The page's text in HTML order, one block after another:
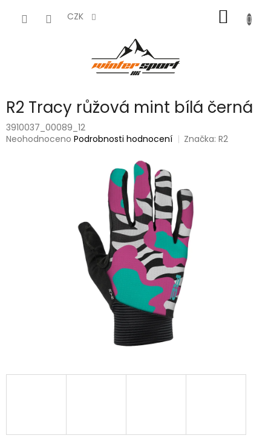
CZK
KOŠÍK
R2 Tracy růžová mint bílá černá
3910037_00089_12
Průměrné
Neohodnoceno Podrobnosti hodnocení Značka:R2